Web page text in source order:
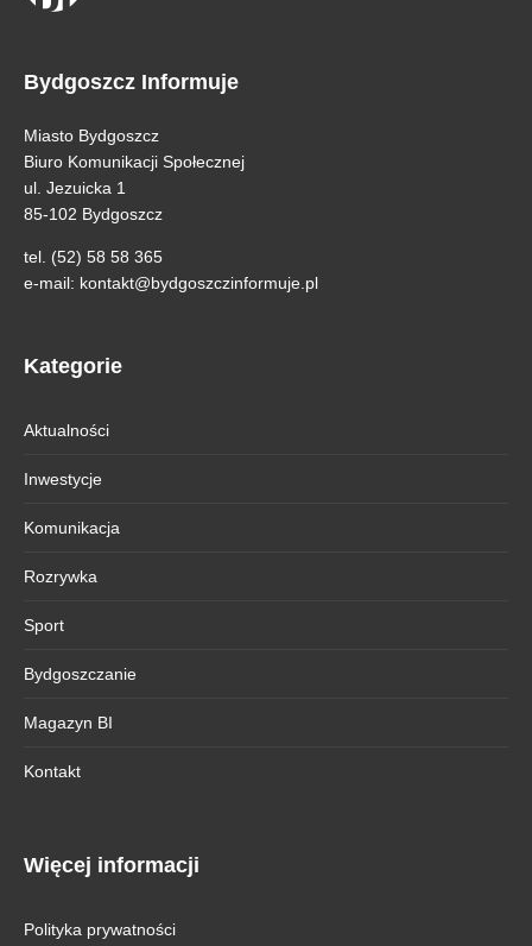
Bydgoszcz Informuje
Miasto Bydgoszcz
Biuro Komunikacji Społecznej
ul. Jezuicka 1
85-102 Bydgoszcz
tel. (52) 58 58 365
e-mail: kontakt@bydgoszczinformuje.pl
Kategorie
Aktualności
Inwestycje
Komunikacja
Rozrywka
Sport
Bydgoszczanie
Magazyn BI
Kontakt
Więcej informacji
Polityka prywatności